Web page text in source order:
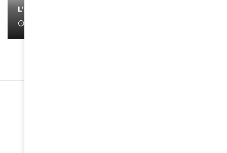
L’artiste Yoan s’exprime